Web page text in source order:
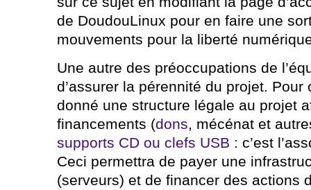
de DoudouLinux pour en faire une
mouvements pour la liberté
Une autre des préoccupations de
d’assurer la pérennité du projet.
donné une structure légale au projet
financements (dons, mécénat et
supports CD ou clefs USB : c’est
Ceci permettra de payer une
(serveurs) et de financer des actions